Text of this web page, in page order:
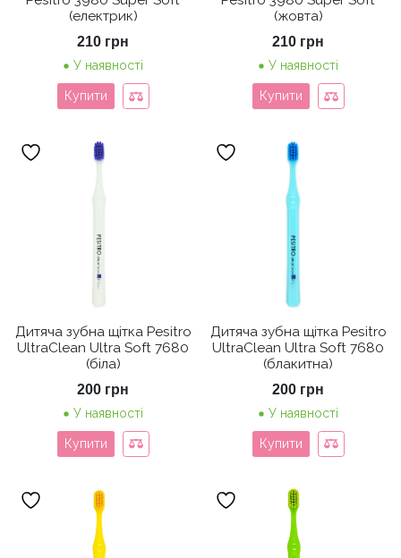
(електрик)
210 грн
У наявності
Купити
(жовта)
210 грн
У наявності
Купити
Дитяча зубна щітка Pesitro
UltraClean Ultra Soft 7680
(біла)
200 грн
У наявності
Купити
Дитяча зубна щітка Pesitro
UltraClean Ultra Soft 7680
(блакитна)
200 грн
У наявності
Купити